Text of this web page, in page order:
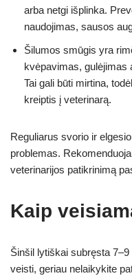
arba netgi išplinka.
naudojimas, sausos
Šilumos smūgis yra
kvėpavimas, gulėjimas
Tai gali būti mirtina,
kreiptis į veterinarą.
Reguliarus svorio ir
problemas.
veterinarijos patikrinimą
Kaip
Šinšil lytiškai subręsta
veisti, geriau nelaikykite